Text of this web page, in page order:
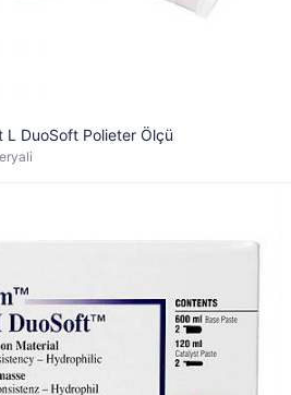
L DuoSoft Polieter Ölçü